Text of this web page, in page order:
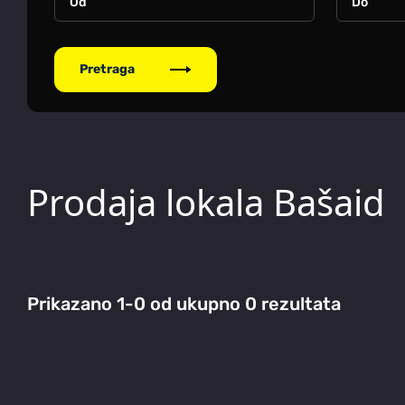
Pretraga
Prodaja lokala Bašaid
Prikazano 1-0 od ukupno 0 rezultata